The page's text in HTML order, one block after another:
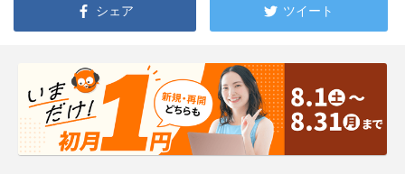
シェア ツイート